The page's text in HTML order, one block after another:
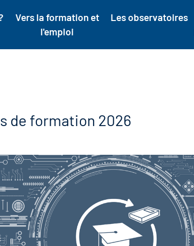
Vers la formation et
l'emploi
Les observatoires
de formation 2026